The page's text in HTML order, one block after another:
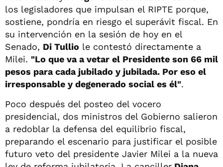
los legisladores que impulsan el RIPTE porque,
sostiene, pondría en riesgo el superávit fiscal. En
su intervención en la sesión de hoy en el
Senado, Di Tullio le contestó directamente a
Milei. "Lo que va a vetar el Presidente son 66 mil
pesos para cada jubilado y jubilada. Por eso el
irresponsable y degenerado social es él".
Poco después del posteo del vocero
presidencial, dos ministros del Gobierno salieron
a redoblar la defensa del equilibrio fiscal,
preparando el escenario para justificar el posible
futuro veto del presidente Javier Milei a la nueva